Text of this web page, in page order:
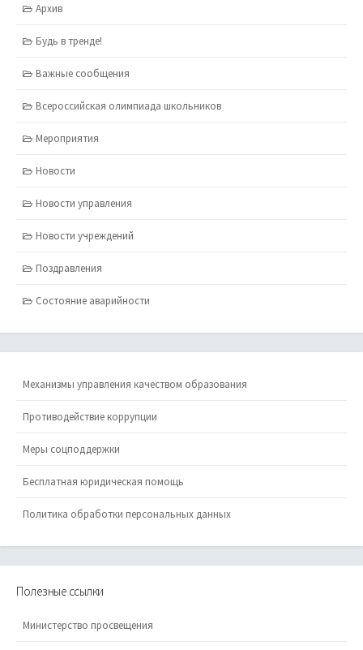
Архив
Будь в тренде!
Важные сообщения
Всероссийская олимпиада школьников
Мероприятия
Новости
Новости управления
Новости учреждений
Поздравления
Состояние аварийности
Механизмы управления качеством образования
Противодействие коррупции
Меры соцподдержки
Бесплатная юридическая помощь
Политика обработки персональных данных
Полезные ссылки
Министерство просвещения